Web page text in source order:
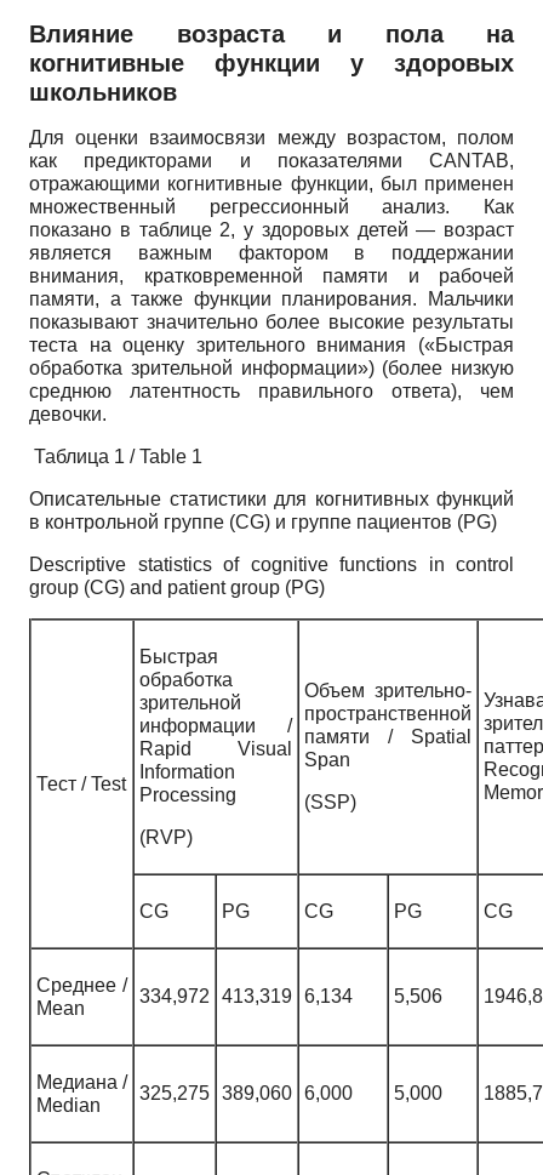
Влияние возраста и пола на
когнитивные функции у здоровых
школьников
Для оценки взаимосвязи между возрастом, полом
как предикторами и показателями CANTAB,
отражающими когнитивные функции, был применен
множественный регрессионный анализ. Как
показано в таблице 2, у здоровых детей — возраст
является важным фактором в поддержании
внимания, кратковременной памяти и рабочей
памяти, а также функции планирования. Мальчики
показывают значительно более высокие результаты
теста на оценку зрительного внимания («Быстрая
обработка зрительной информации») (более низкую
среднюю латентность правильного ответа), чем
девочки.
Таблица 1 / Table 1
Описательные статистики для когнитивных функций
в контрольной группе (CG) и группе пациентов (PG)
Descriptive statistics of cognitive functions in control
group (CG) and patient group (PG)
Тест / Test
Быстрая
обработка
зрительной
информации /
Rapid Visual
Information
Processing
(RVP)
Объем зрительно-
пространственной
памяти / Spatial
Span
(SSP)
CG PG CG PG CG
Среднее /
Mean
334,972 413,319 6,134 5,506
Медиана /
Median
325,275 389,060 6,000 5,000